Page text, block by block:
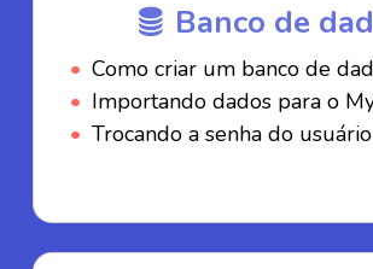
Banco de
Como criar um banco de
Importando dados para o
Trocando a senha do